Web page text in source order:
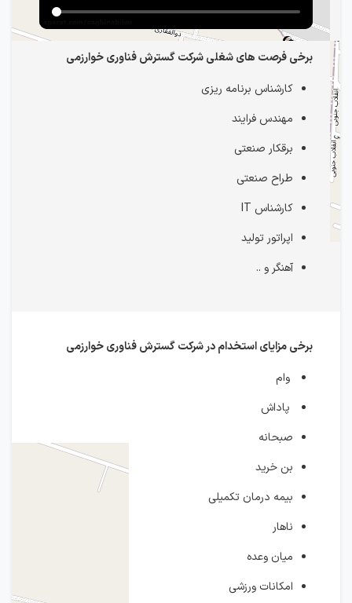
برخی فرصت های شغلی شرکت گسترش فناوری خوارزمی
کارشناس برنامه ریزی
مهندس فرایند
برقکار صنعتی
طراح صنعتی
کارشناس IT
اپراتور تولید
آهنگر و ..
برخی مزایای استخدام در شرکت گسترش فناوری خوارزمی
وام
پاداش
صبحانه
بن خرید
بیمه درمان تکمیلی
ناهار
میان وعده
امکانات ورزشی